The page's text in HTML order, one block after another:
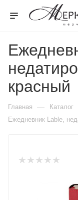
красный
Главная — Каталог
Ежедневник Lable,